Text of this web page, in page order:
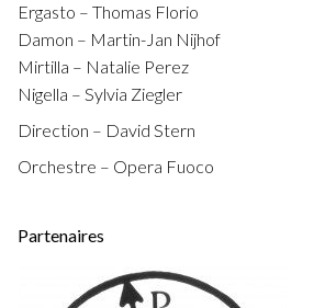
Ergasto – Thomas Florio
Damon – Martin-Jan Nijhof
Mirtilla – Natalie Perez
Nigella – Sylvia Ziegler
Direction – David Stern
Orchestre – Opera Fuoco
Partenaires